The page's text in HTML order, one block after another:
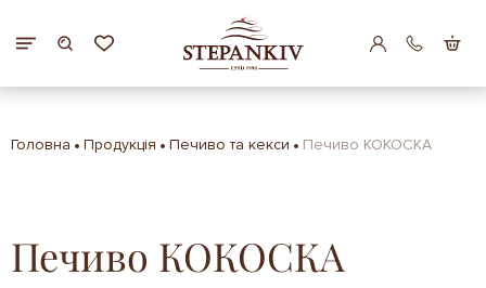
Головна Продукція Печиво та кекси Печиво КОКОСКА
Печиво КОКОСКА